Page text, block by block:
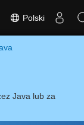
Polski
Java lub za